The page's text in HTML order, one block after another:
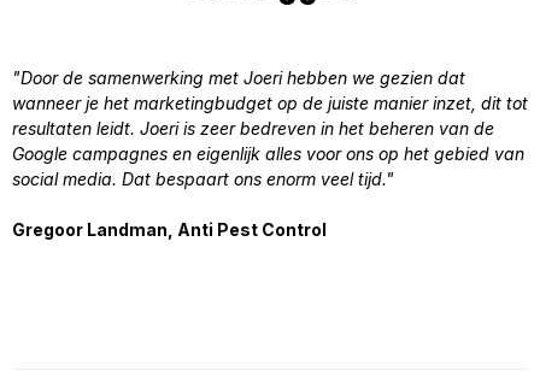
"Door de samenwerking met Joeri hebben we gezien dat
wanneer je het marketingbudget op de juiste manier inzet, dit tot
resultaten leidt. Joeri is zeer bedreven in het beheren van de
Google campagnes en eigenlijk alles voor ons op het gebied van
social media. Dat bespaart ons enorm veel tijd."
Gregoor Landman, Anti Pest Control